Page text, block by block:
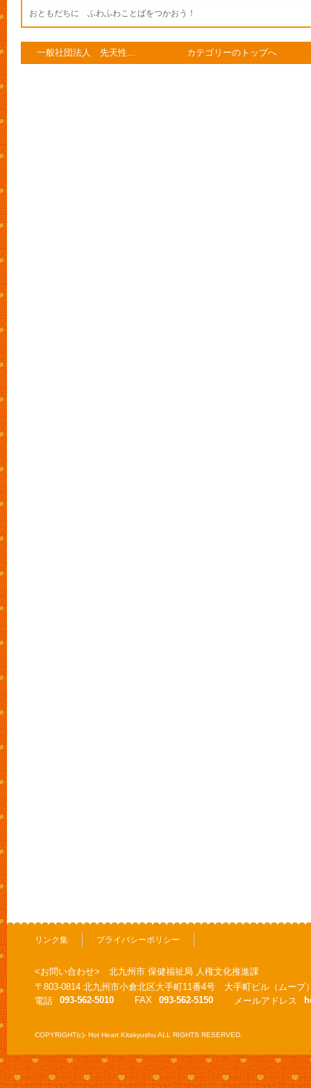
おともだちに ふわふわことばをつかおう！
一般社団法人 先天性... カテゴリーのトップへ
リンク集 プライバシーポリシー
<お問い合わせ> 北九州市 保健福祉局 人権文化推進課
〒803-0814 北九州市小倉北区大手町11番4号 大手町ビル（ムーブ
電話
093-562-5010 FAX 093-562-5150 メールアドレス
COPYRIGHT(c)- Hot Heart Kitakyushu ALL RIGHTS RESERVED.